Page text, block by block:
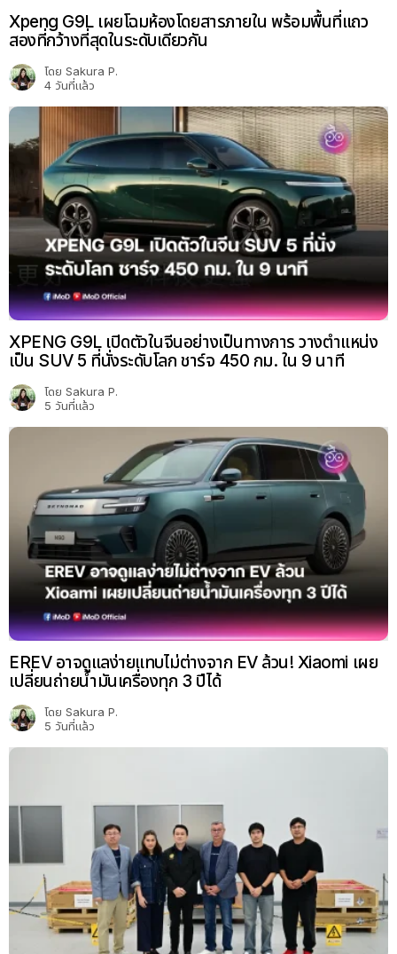
Xpeng G9L เผยโฉมห้องโดยสารภายใน พร้อมพื้นที่แถว
สองที่กว้างที่สุดในระดับเดียวกัน
โดย Sakura P.
4 วันที่แล้ว
XPENG G9L เปิดตัวในจีนอย่างเป็นทางการ วางตำแหน่ง
เป็น SUV 5 ที่นั่งระดับโลก ชาร์จ 450 กม. ใน 9 นาที
โดย Sakura P.
5 วันที่แล้ว
EREV อาจดูแลง่ายแทบไม่ต่างจาก EV ล้วน! Xiaomi เผย
เปลี่ยนถ่ายน้ำมันเครื่องทุก 3 ปีได้
โดย Sakura P.
5 วันที่แล้ว